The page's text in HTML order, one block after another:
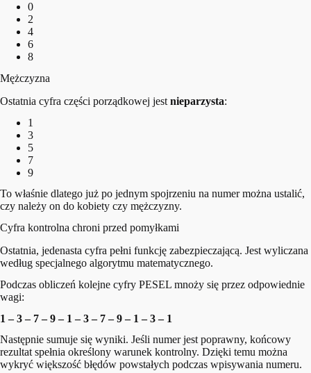
0
2
4
6
8
Mężczyzna
Ostatnia cyfra części porządkowej jest nieparzysta:
1
3
5
7
9
To właśnie dlatego już po jednym spojrzeniu na numer można ustalić,
czy należy on do kobiety czy mężczyzny.
Cyfra kontrolna chroni przed pomyłkami
Ostatnia, jedenasta cyfra pełni funkcję zabezpieczającą. Jest wyliczana
według specjalnego algorytmu matematycznego.
Podczas obliczeń kolejne cyfry PESEL mnoży się przez odpowiednie
wagi:
1 – 3 – 7 – 9 – 1 – 3 – 7 – 9 – 1 – 3 – 1
Następnie sumuje się wyniki. Jeśli numer jest poprawny, końcowy
rezultat spełnia określony warunek kontrolny. Dzięki temu można
wykryć większość błędów powstałych podczas wpisywania numeru.